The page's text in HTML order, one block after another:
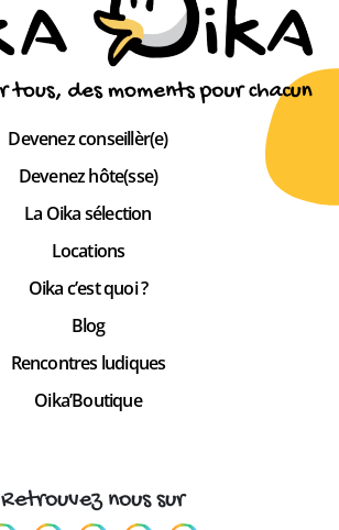
Devenez conseillèr(e)
Devenez hôte(sse)
La Oika sélection
Locations
Oika c’est quoi ?
Blog
Rencontres ludiques
Oika’Boutique
Retrouvez nous sur